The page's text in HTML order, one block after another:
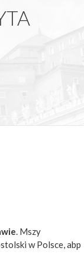
. Mszy
w Polsce, abp